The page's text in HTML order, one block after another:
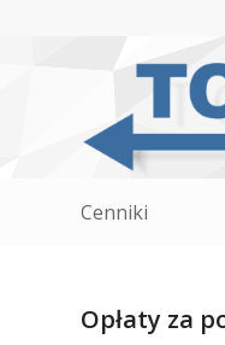
Cenniki
Opłaty za